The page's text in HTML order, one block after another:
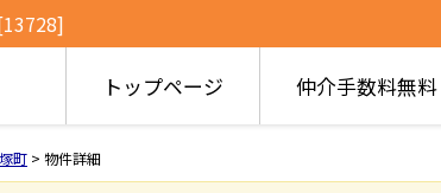
トップページ 仲介手数料無料
町 > 物件詳細